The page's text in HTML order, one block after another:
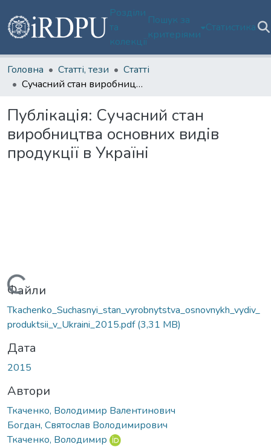
Розділи
та
колекції
Пошук за
критеріями
Статистика
Головна Статті, тези
Статті
Сучасний стан виробництва основних видів продукції в Україні
Публікація: Сучасний стан
виробництва основних видів
продукції в Україні
Вантажиться...
Файли
Tkachenko_Suchasnyi_stan_vyrobnytstva_osnovnykh_vydiv_
produktsii_v_Ukraini_2015.pdf(3,31 MB)
Дата
2015
Автори
Ткаченко, Володимир Валентинович
Богдан, Святослав Володимирович
Ткаченко, Володимир